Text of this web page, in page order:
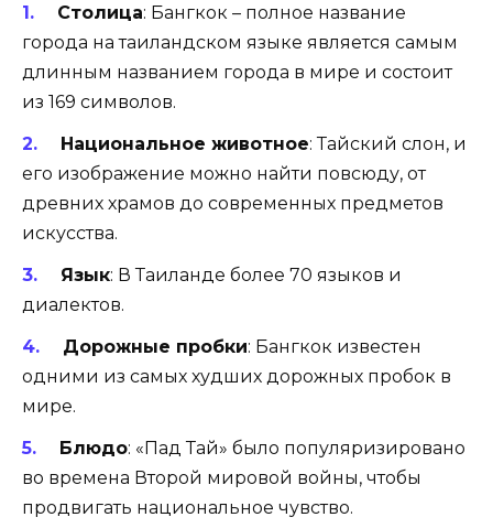
Столица: Бангкок – полное название
города на таиландском языке является самым
длинным названием города в мире и состоит
из 169 символов.
Национальное животное: Тайский слон, и
его изображение можно найти повсюду, от
древних храмов до современных предметов
искусства.
Язык: В Таиланде более 70 языков и
диалектов.
Дорожные пробки: Бангкок известен
одними из самых худших дорожных пробок в
мире.
Блюдо: «Пад Тай» было популяризировано
во времена Второй мировой войны, чтобы
продвигать национальное чувство.